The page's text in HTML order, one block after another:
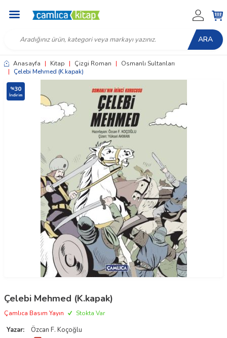
ARA
Anasayfa | Kitap | Çizgi Roman |
Osmanlı Sultanları
| Çelebi Mehmed (K.kapak)
%30
İndirim
Çelebi Mehmed (K.kapak)
Çamlıca Basım Yayın Stokta Var
Yazar:
Özcan F. Koçoğlu